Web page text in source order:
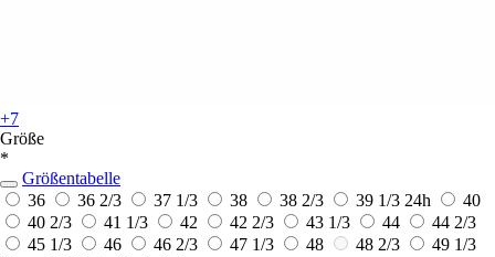
+7
Größe
*
Größentabelle
36
36 2/3 37 1/3 38 38 2/3 39 1/3 24h
40
40 2/3
41 1/3 42 42 2/3 43 1/3 44
44 2/3
45 1/3
46 46 2/3 47 1/3 48 48 2/3
49 1/3